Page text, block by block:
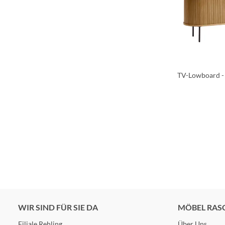
TV-Lowboard
WIR SIND FÜR SIE DA MÖBEL